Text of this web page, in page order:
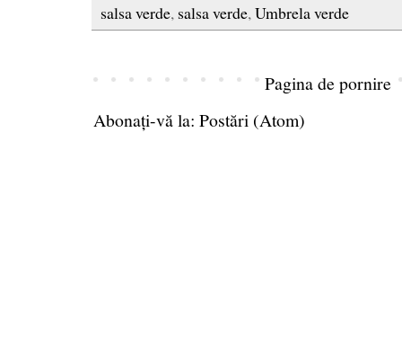
salsa verde, salsa verde,Umbrela verde
Pagina de pornire
Abonați-vă la: Postări (Atom)